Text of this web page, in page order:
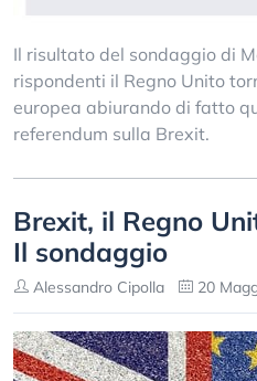
Il risultato del sondaggio di
rispondenti il Regno Unito
europea abiurando di fatto
referendum sulla Brexit.
Brexit, il Regno
Il sondaggio
Alessandro Cipolla 20